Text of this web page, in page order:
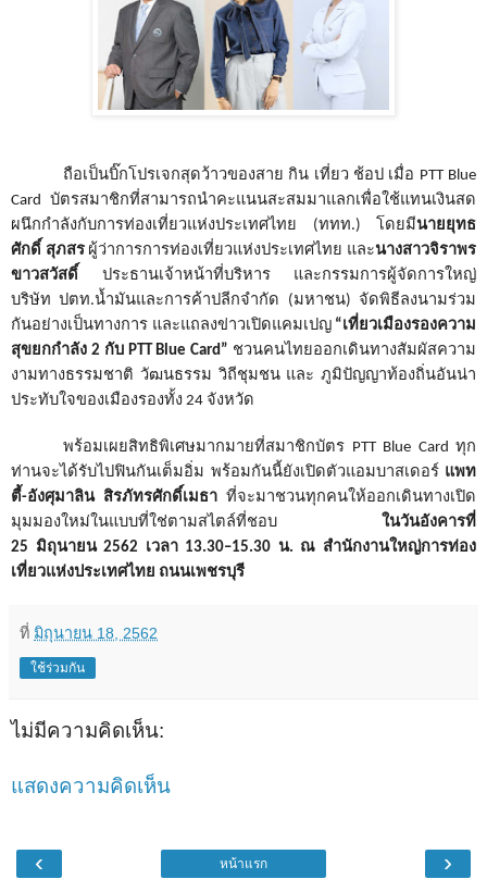
ถือเป็นบิ๊กโปรเจกสุดว้าวของสาย กิน เที่ยว ช้อป เมื่อ PTT Blue
Card บัตรสมาชิกที่สามารถนำคะแนนสะสมมาแลกเพื่อใช้แทนเงินสด
ผนึกกำลังกับการท่องเที่ยวแห่งประเทศไทย (ททท.) โดยมีนายยุทธ
ศักดิ์ สุภสรผู้ว่าการการท่องเที่ยวแห่งประเทศไทย และนางสาวจิราพร
ขาวสวัสดิ์ ประธานเจ้าหน้าที่บริหาร และกรรมการผู้จัดการใหญ่
บริษัท ปตท.น้ำมันและการค้าปลีกจำกัด (มหาชน) จัดพิธีลงนามร่วม
กันอย่างเป็นทางการ และแถลงข่าวเปิดแคมเปญ “เที่ยวเมืองรองความ
สุขยกกำลัง 2 กับ PTT Blue Card” ชวนคนไทยออกเดินทางสัมผัสความ
งามทางธรรมชาติ วัฒนธรรม วิถีชุมชน และ ภูมิปัญญาท้องถิ่นอันน่า
ประทับใจของเมืองรองทั้ง 24 จังหวัด
พร้อมเผยสิทธิพิเศษมากมายที่สมาชิกบัตร PTT Blue Card ทุก
ท่านจะได้รับไปฟินกันเต็มอิ่ม พร้อมกันนี้ยังเปิดตัวแอมบาสเดอร์แพท
ตี้-อังศุมาลิน สิรภัทรศักดิ์เมธา ที่จะมาชวนทุกคนให้ออกเดินทางเปิด
มุมมองใหม่ในแบบที่ใช่ตามสไตล์ที่ชอบ
ในวันอังคารที่
25 มิถุนายน2562 เวลา 13.30–15.30 น. ณ สำนักงานใหญ่การท่อง
เที่ยวแห่งประเทศไทย ถนนเพชรบุรี
ที่ มิถุนายน 18, 2562
ใช้ร่วมกัน
ไม่มีความคิดเห็น:
แสดงความคิดเห็น
‹ ›
หน้าแรก